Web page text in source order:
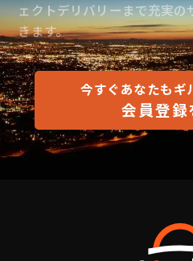
ェクトデリバリーまで充実
きます。
今すぐあなたもギ
会員登録